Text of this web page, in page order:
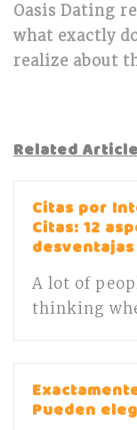
Oasis Dating
what exactly
realize about
Related
Citas por
Citas: 12
desventajas
A lot of
thinking
Pueden